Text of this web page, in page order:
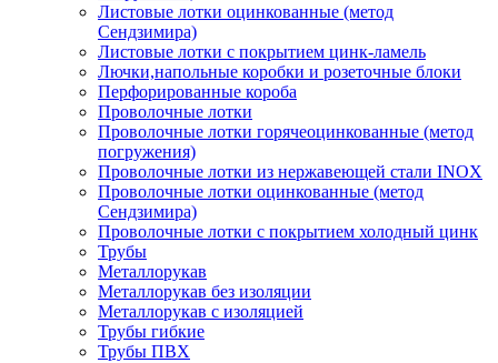
Листовые лотки оцинкованные (метод
Сендзимира)
Листовые лотки с покрытием цинк-ламель
Лючки,напольные коробки и розеточные блоки
Перфорированные короба
Проволочные лотки
Проволочные лотки горячеоцинкованные (метод
погружения)
Проволочные лотки из нержавеющей стали INOX
Проволочные лотки оцинкованные (метод
Сендзимира)
Проволочные лотки с покрытием холодный цинк
Трубы
Металлорукав
Металлорукав без изоляции
Металлорукав с изоляцией
Трубы гибкие
Трубы ПВХ